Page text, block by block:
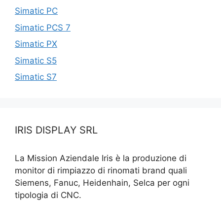
Simatic PC
Simatic PCS 7
Simatic PX
Simatic S5
Simatic S7
IRIS DISPLAY SRL
La Mission Aziendale Iris è la produzione di
monitor di rimpiazzo di rinomati brand quali
Siemens, Fanuc, Heidenhain, Selca per ogni
tipologia di CNC.